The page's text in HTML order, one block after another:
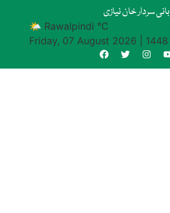
بانی سردار خان نیازی
🌤 Rawalpindi °C
Friday, 07 August 2026